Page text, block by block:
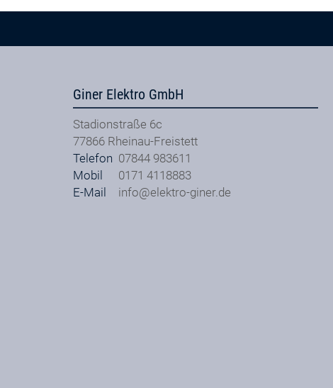
Giner Elektro GmbH
Stadionstraße 6c
77866 Rheinau-Freistett
Telefon 07844 983611
Mobil
0171 4118883
E-Mail
info@elektro-giner.de